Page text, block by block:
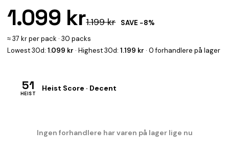
1.099 kr1.199 kr
SAVE −8%
≈ 37 kr per pack · 30 packs
Lowest 30d: 1.099 kr · Highest 30d: 1.199 kr · 0 forhandlere på lager
51
HEIST
Heist Score · Decent
Ingen forhandlere har varen på lager lige nu